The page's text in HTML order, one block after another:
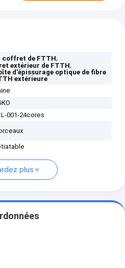
coffret de FTTH,
extérieur de FTTH,
d'épissurage optique de fibre
extérieure
001-24cores
plus